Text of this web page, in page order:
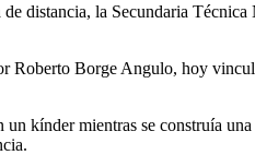
de distancia, la Secundaria
Roberto Borge Angulo, hoy
kínder mientras se construía